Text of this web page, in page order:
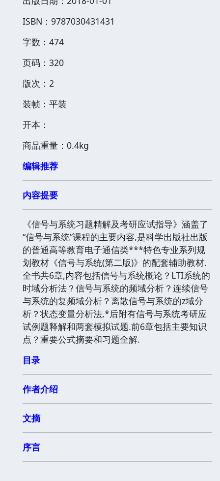
ISBN：9787030431431
字数：474
页码：320
版次：2
装帧：平装
开本：
商品重量：0.4kg
编辑推荐
内容提要
《信号与系统习题精解及考研应试指导》涵盖了
“信号与系统”课程的主要内容,是科学出版社出版
的普通高等教育电子通信类***特色专业系列规
划教材《信号与系统(第二版)》的配套辅助教材.
全书共6章,内容包括信号与系统概论？LTI系统的
时域分析法？信号与系统的频域分析？连续信号
与系统的复频域分析？离散信号与系统的z域分
析？状态变量分析法,*后附有信号与系统考研应
试例题释解和两套模拟试题.前6章包括主要知识
点？重要公式摘要和习题全解.
目录
作者介绍
文摘
序言